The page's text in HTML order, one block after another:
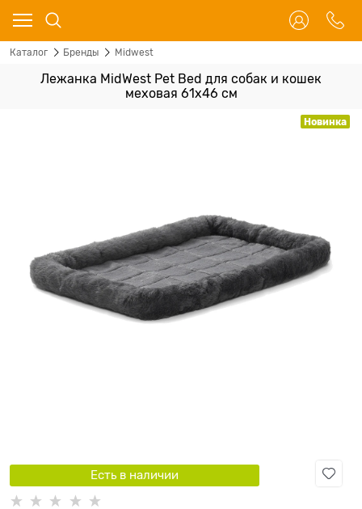
Каталог Бренды Midwest
Лежанка MidWest Pet Bed для собак и кошек
меховая 61х46 см
Новинка
Есть в наличии